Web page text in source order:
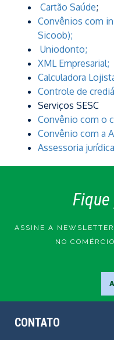
Cartão Saúde;
Convênios com
Sicoob);
Uniodonto;
XML Empresarial;
Calculadora
Controle de
Serviços SESC
Convênio com o
Convênio com a
Assessoria
ASSINE A
NO
CONTATO